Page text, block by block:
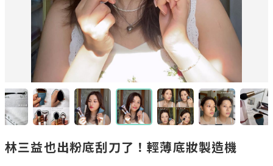
林三益也出粉底刮刀了！輕薄底妝製造機